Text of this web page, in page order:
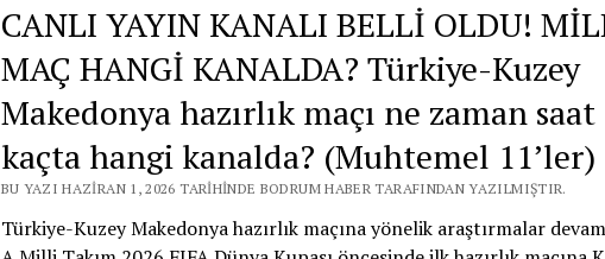
CANLI YAYIN KANALI BELLİ OLDU!
MAÇ HANGİ KANALDA? Türkiye-Kuzey
Makedonya hazırlık maçı ne zaman saat
kaçta hangi kanalda? (Muhtemel 11’ler)
BU YAZI HAZIRAN 1, 2026 TARIHINDE BODRUM HABER TARAFINDAN YAZILMIŞTIR.
Türkiye-Kuzey Makedonya hazırlık maçına yönelik araştırmalar